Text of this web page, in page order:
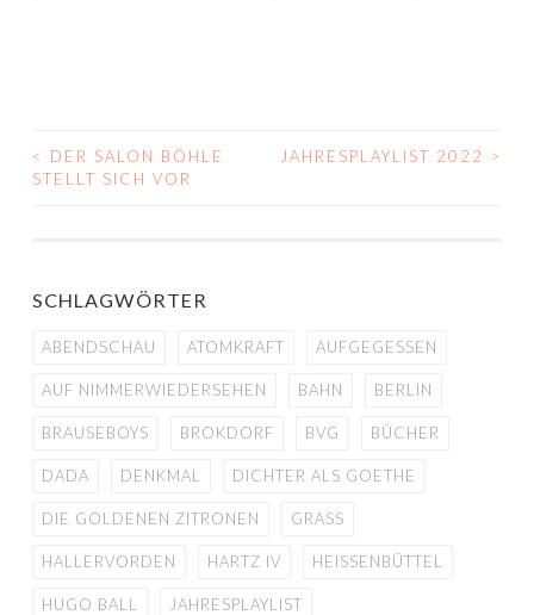
BEITRAGS-
<
DER SALON BÖHLE
STELLT SICH VOR
JAHRESPLAYLIST 2022 >
SCHLAGWÖRTER
ABENDSCHAU ATOMKRAFT AUFGEGESSEN
AUF NIMMERWIEDERSEHEN BAHN BERLIN
BRAUSEBOYS BROKDORF BVG BÜCHER
DADA DENKMAL DICHTER ALS GOETHE
DIE GOLDENEN ZITRONEN GRASS
HALLERVORDEN HARTZ IV HEISSENBÜTTEL
HUGO BALL JAHRESPLAYLIST